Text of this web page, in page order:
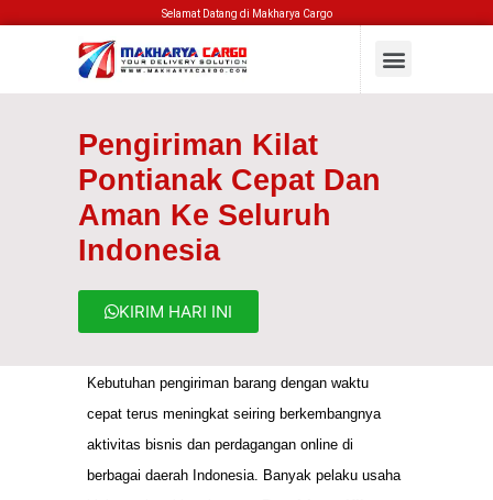
Selamat Datang di Makharya Cargo
Pengiriman Kilat
Pontianak Cepat Dan
Aman Ke Seluruh
Indonesia
KIRIM HARI INI
Kebutuhan pengiriman barang dengan waktu
cepat terus meningkat seiring berkembangnya
aktivitas bisnis dan perdagangan online di
berbagai daerah Indonesia. Banyak pelaku usaha